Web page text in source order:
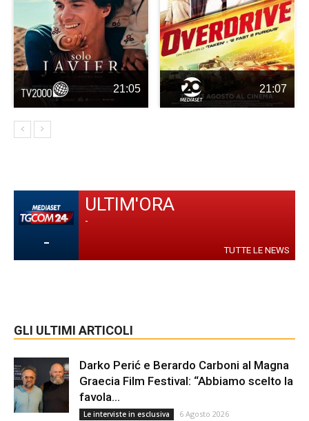
21:05 21:07
-
ULTIM'ORA
-
TUTTE LE NEWS
GLI ULTIMI ARTICOLI
Darko Perić e Berardo Carboni al Magna
Graecia Film Festival: “Abbiamo scelto la
favola...
Le interviste in esclusiva 6 Agosto 2026